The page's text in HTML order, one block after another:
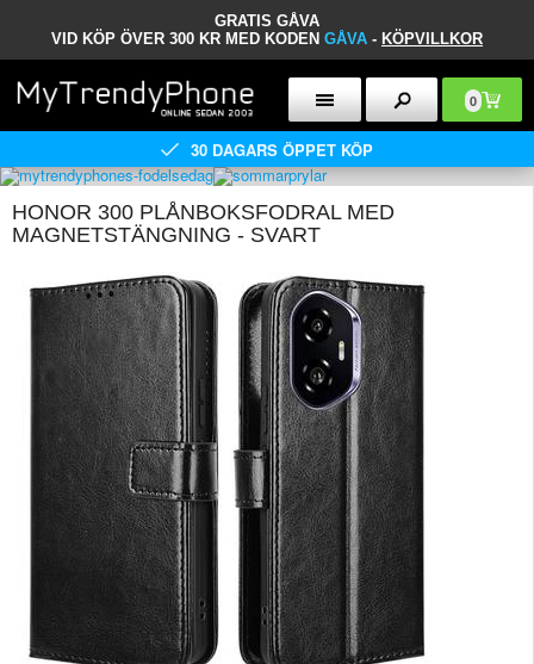
GRATIS GÅVA
VID KÖP ÖVER 300 KR MED KODEN GÅVA - KÖPVILLKOR
0
30 DAGARS ÖPPET KÖP
HONOR 300 PLÅNBOKSFODRAL MED
MAGNETSTÄNGNING - SVART